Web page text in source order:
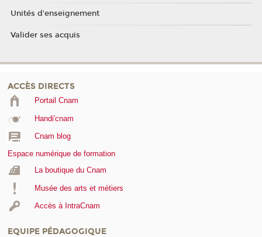
Unités d'enseignement
Valider ses acquis
ACCÈS DIRECTS
Portail Cnam
Handi'cnam
Cnam blog
Espace numérique de formation
La boutique du Cnam
Musée des arts et métiers
Accès à IntraCnam
EQUIPE PÉDAGOGIQUE